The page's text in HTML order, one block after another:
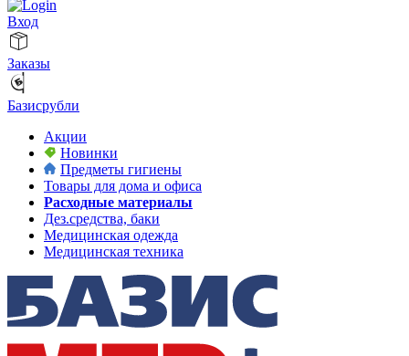
Вход
Заказы
Базисрубли
Акции
Новинки
Предметы гигиены
Товары для дома и офиса
Расходные материалы
Дез.средства, баки
Медицинская одежда
Медицинская техника